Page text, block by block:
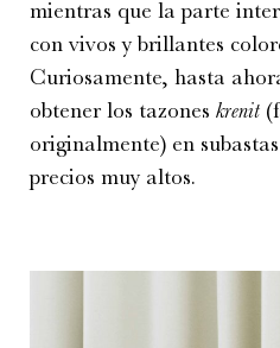
mientras que la parte
con vivos y brillantes
Curiosamente, hasta
obtener los tazones krenit
originalmente) en
precios muy altos.